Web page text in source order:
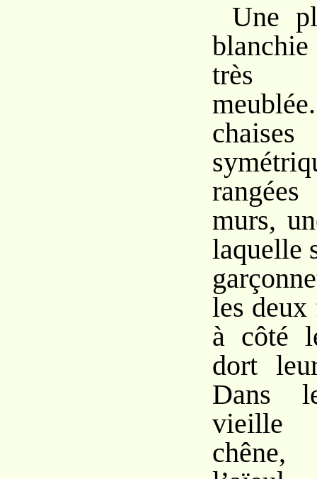
Une
très
chaises
murs,
laquelle
les deux
à côté
dort
Dans
vieille